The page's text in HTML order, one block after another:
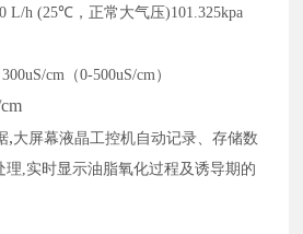
L/h (25℃ ，正常大气压)101.325kpa
300uS/cm （0-500uS/cm ）
,大屏幕液晶工控机自动记录、存储数
理 实时显示油脂氧化过程及诱导期的